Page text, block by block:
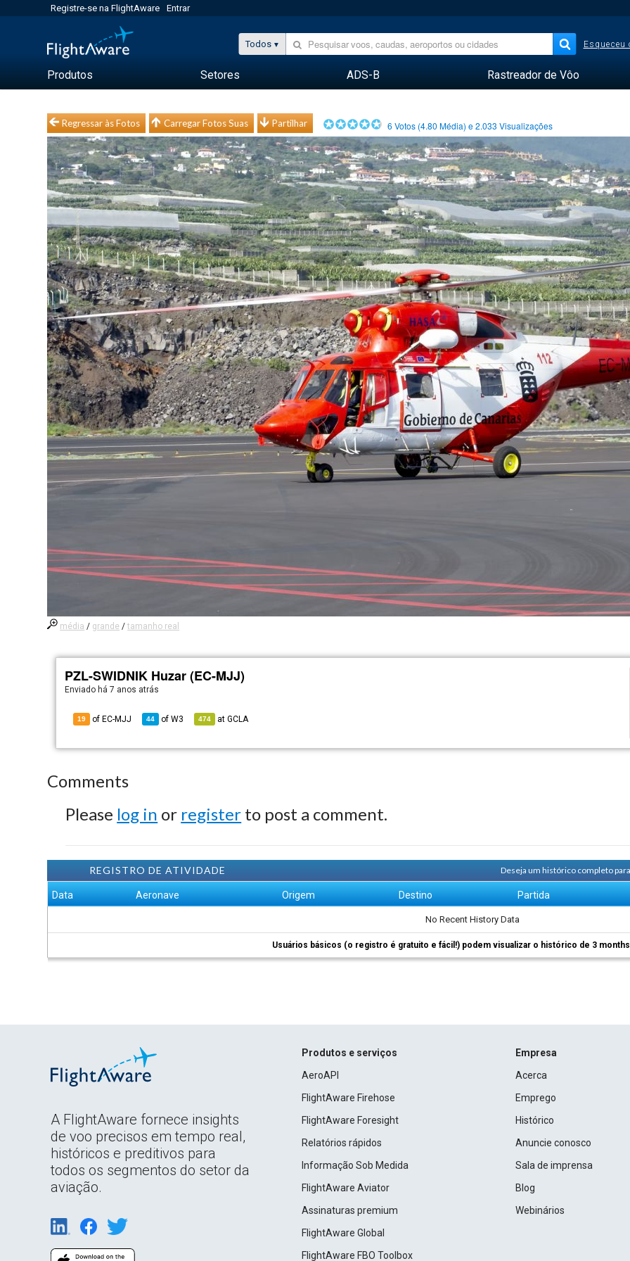
Registre-se na FlightAware Entrar
Todos Esqueceu
Produtos Setores ADS-B Rastreador de Vôo
Regressar às Fotos Carregar Fotos Suas Partilhar 6 Votos (4.80 Média) e2.033 Visualizações
média / grande /tamanho real
PZL-SWIDNIK Huzar (EC-MJJ)
Enviado há7 anos atrás
19 of EC-MJJ 44 ofW3 474 atGCLA
Comments
Please log in or register to post a comment.
REGISTRO DE ATIVIDADE Deseja um histórico completo
Data Aeronave Origem Destino Partida
No Recent History Data
Usuários básicos (o registro é gratuito e fácil!) podem visualizar o histórico de 3
A FlightAware fornece insights
de voo precisos em tempo real,
históricos e preditivos para
todos os segmentos do setor da
aviação.
Produtos e serviços
AeroAPI
FlightAware Firehose
FlightAware Foresight
Relatórios rápidos
Informação Sob Medida
FlightAware Aviator
Assinaturas premium
FlightAware Global
FlightAware FBO Toolbox
Empresa
Acerca
Emprego
Histórico
Anuncie conosco
Sala de imprensa
Blog
Webinários